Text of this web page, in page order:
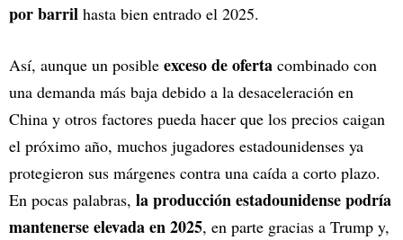
por barril hasta bien entrado el 2025.
Así, aunque un posible exceso de oferta combinado con
una demanda más baja debido a la desaceleración en
China y otros factores pueda hacer que los precios caigan
el próximo año, muchos jugadores estadounidenses ya
protegieron sus márgenes contra una caída a corto plazo.
En pocas palabras, la producción estadounidense podría
mantenerse elevada en 2025, en parte gracias a Trump y,